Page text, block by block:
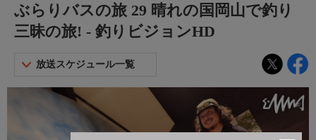
ぶらりバスの旅 29 晴れの国岡山で釣り
三昧の旅! - 釣りビジョンHD
放送スケジュール一覧